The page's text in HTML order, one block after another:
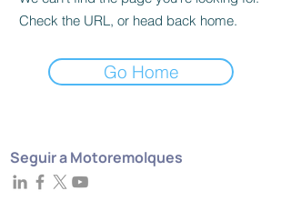
Check the URL, or head back home.
Go Home
Seguir a Motoremolques